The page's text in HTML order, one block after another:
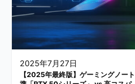
2025年7月27日
【2025年最終版】ゲーミングノー